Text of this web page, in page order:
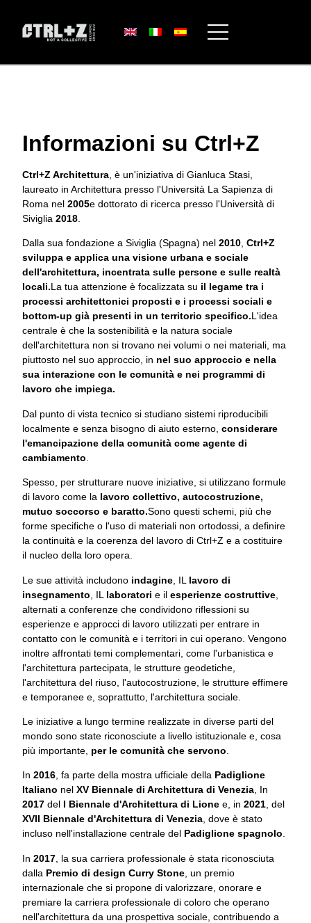
Informazioni su Ctrl+Z
Ctrl+Z Architettura , è un'iniziativa di Gianluca Stasi,
laureato in Architettura presso l'Università La Sapienza di
Roma nel 2005e dottorato di ricerca presso l'Università di
Siviglia 2018
Dalla sua fondazione a Siviglia (Spagna) nel 2010, Ctrl+Z
sviluppa e applica una visione urbana e sociale
dell'architettura, incentrata sulle persone e sulle realtà
locali.La tua attenzione è focalizzata su il legame tra i
processi architettonici proposti e i processi sociali e
bottom-up già presenti in un territorio specifico.L'idea
centrale è che la sostenibilità e la natura sociale
dell'architettura non si trovano nei volumi o nei materiali, ma
piuttosto nel suo approccio, in nel suo approccio e nella
sua interazione con le comunità e nei programmi di
lavoro che impiega.
Dal punto di vista tecnico si studiano sistemi riproducibili
localmente e senza bisogno di aiuto esterno, considerare
l'emancipazione della comunità come agente di
cambiamento
Spesso, per strutturare nuove iniziative, si utilizzano formule
di lavoro come la lavoro collettivo, autocostruzione,
mutuo soccorso e baratto.Sono questi schemi, più che
forme specifiche o l'uso di materiali non ortodossi, a definire
la continuità e la coerenza del lavoro di Ctrl+Z e a costituire
il nucleo della loro opera.
Le sue attività includono indagine , IL lavoro di
insegnamento , IL laboratori e il esperienze costruttive
alternati a conferenze che condividono riflessioni su
esperienze e approcci di lavoro utilizzati per entrare in
contatto con le comunità e i territori in cui operano. Vengono
inoltre affrontati temi complementari, come l'urbanistica e
l'architettura partecipata, le strutture geodetiche,
l'architettura del riuso, l'autocostruzione, le strutture effimere
e temporanee e, soprattutto, l'architettura sociale.
Le iniziative a lungo termine realizzate in diverse parti del
mondo sono state riconosciute a livello istituzionale e, cosa
più importante, per le comunità che servono
In 2016, fa parte della mostra ufficiale della Padiglione
Italiano nel XV Biennale di Architettura di Venezia, In
2017 del I Biennale d'Architettura di Lione e, in 2021, del
XVII Biennale d'Architettura di Venezia, dove è stato
incluso nell'installazione centrale del Padiglione spagnolo.
In 2017 , la sua carriera professionale è stata riconosciuta
dalla Premio di design Curry Stone , un premio
internazionale che si propone di valorizzare, onorare e
premiare la carriera professionale di coloro che operano
nell'architettura da una prospettiva sociale, contribuendo a